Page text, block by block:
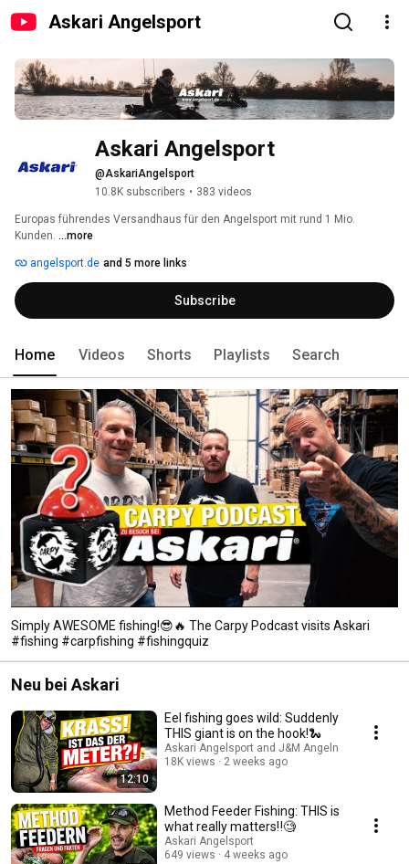
Askari Angelsport
Askari Angelsport
@AskariAngelsport
10.8K subscribers • 383 videos
Europas führendes Versandhaus für den Angelsport mit rund 1 Mio.
Kunden. ...more
angelsport.de and 5 more links
Subscribe
Home Videos Shorts Playlists Search
Simply AWESOME fishing!😎🔥 The Carpy Podcast visits Askari
#fishing #carpfishing #fishingquiz
Neu bei Askari
12:10
Eel fishing goes wild: Suddenly
THIS giant is on the hook!🐍
Askari Angelsport and J&M Angeln
18K views
2 weeks ago
Method Feeder Fishing: THIS is
what really matters‼️🧐
Askari Angelsport
649 views
4 weeks ago